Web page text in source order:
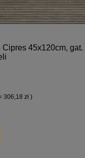
45x120cm,
306,18 zł )